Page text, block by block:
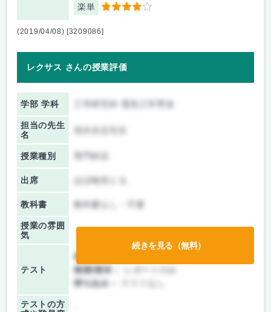
楽単 4
(2019/04/08) [3209086]
レクサス さんの授業評価
学部 学科
担当の先生
名
授業種別
出席 ほぼ毎回とる
教科書 教科書なし・不要
授業の雰囲
気
テスト
前期/中間：
後期/期末：
持ち込み：
テストの方
続きを見る（無料）